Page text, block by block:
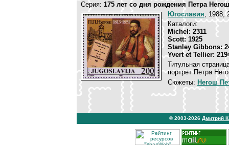
Серия: 175 лет со дня рождения Петра
Югославия, 1988,
Каталоги:
Michel: 2311
Scott: 1925
Stanley Gibbons:
Yvert et Tellier:
Титульная
портрет Петра
Сюжеты: Негош
© 2003-2026 Дмитрий